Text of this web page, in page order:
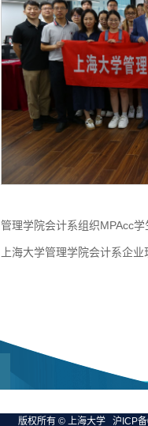
管理学院会计系组织MPAcc
上海大学管理学院会计系企
版权所有 © 上海大学 沪ICP